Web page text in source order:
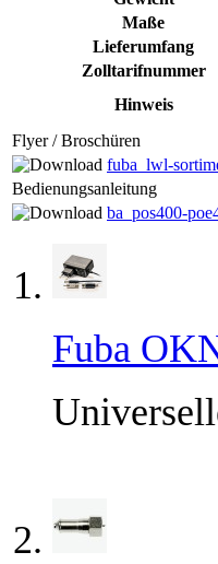
Maße
Lieferumfang
Zolltarifnummer
Hinweis
Flyer / Broschüren
fuba_lwl-
Bedienungsanleitung
ba_pos400-
Fuba